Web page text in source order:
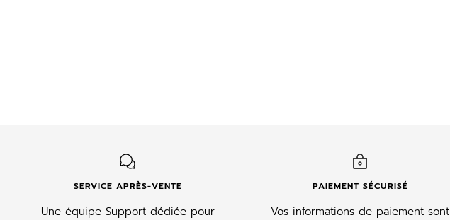
SERVICE APRÈS-VENTE
Une équipe Support dédiée pour
PAIEMENT SÉCURISÉ
Vos informations de paiement sont